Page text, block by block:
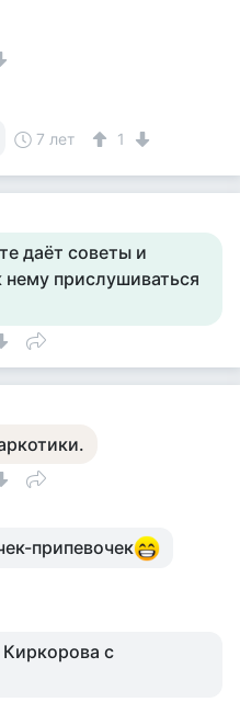
7 лет 1
даёт советы и
нему прислушиваться
припевочек
Киркорова с